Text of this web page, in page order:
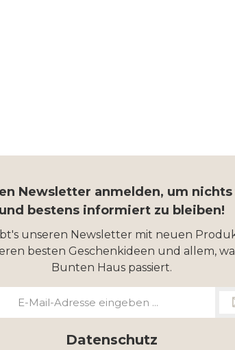
Newsletter anmelden, um nichts
und bestens informiert zu bleiben!
unseren Newsletter mit neuen
besten Geschenkideen und allem,
Bunten Haus passiert.
Datenschutz